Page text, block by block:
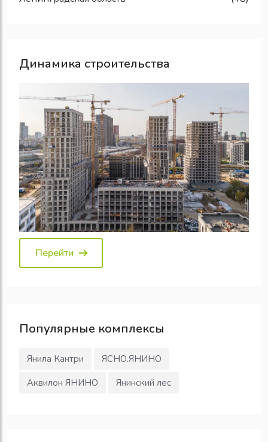
Динамика строительства
Перейти
Популярные комплексы
Янила Кантри
ЯСНО.ЯНИНО
Аквилон ЯНИНО
Янинский лес